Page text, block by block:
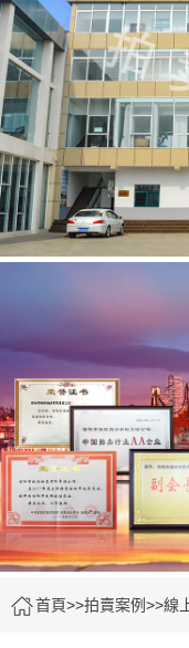
首頁>>拍賣案例>>線